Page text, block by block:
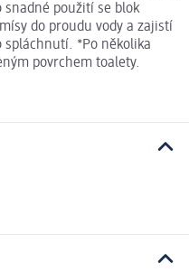
snadné použití se blok
do proudu vody a zajistí
*Po několika
povrchem toalety.